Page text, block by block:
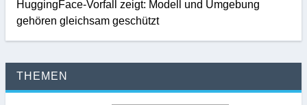
HuggingFace-Vorfall zeigt: Modell und Umgebung
gehören gleichsam geschützt
THEMEN